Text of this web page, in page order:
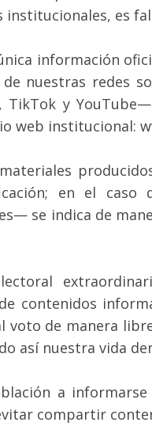
institucionales, es
información
nuestras redes
TikTok y
web institucional:
en el caso
se indica de
contenidos
voto de manera
así nuestra vida
a
compartir